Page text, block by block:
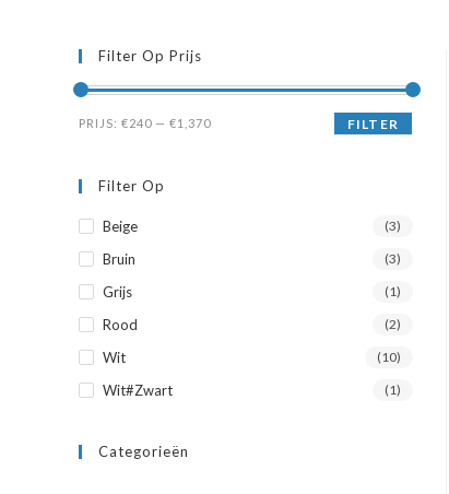
Filter Op Prijs
Min.
Max.
FILTER
PRIJS: €240 — €1,370
Filter Op
Beige (3)
Bruin (3)
Grijs (1)
Rood (2)
Wit (10)
Wit#Zwart (1)
Categorieën